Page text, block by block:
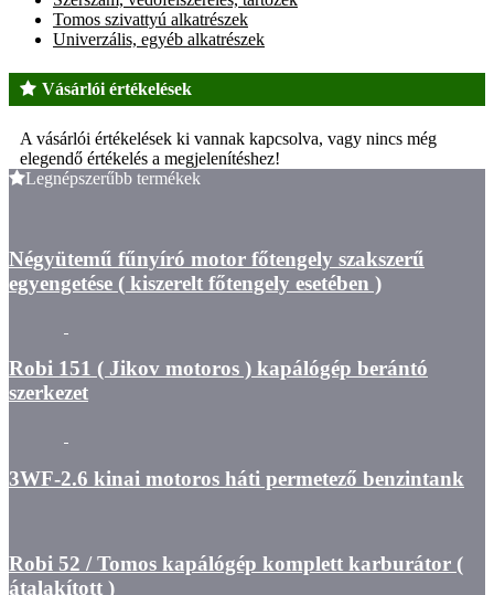
Tomos szivattyú alkatrészek
Univerzális, egyéb alkatrészek
Vásárlói értékelések
A vásárlói értékelések ki vannak kapcsolva, vagy nincs még
elegendő értékelés a megjelenítéshez!
Legnépszerűbb termékek
Négyütemű fűnyíró motor főtengely szakszerű
egyengetése ( kiszerelt főtengely esetében )
Robi 151 ( Jikov motoros ) kapálógép berántó
szerkezet
3WF-2.6 kinai motoros háti permetező benzintank
Robi 52 / Tomos kapálógép komplett karburátor (
átalakított )